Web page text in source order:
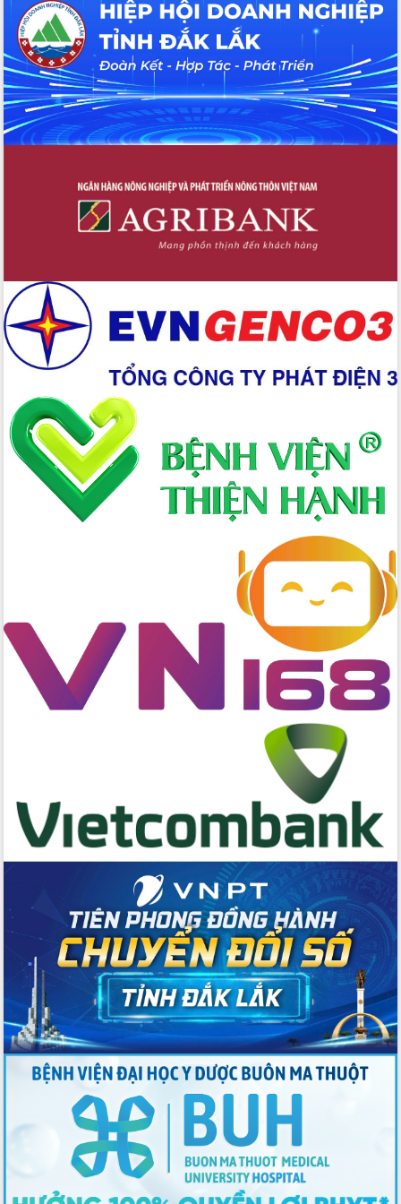
Tháo gỡ những vướng mắc, đẩy mạnh
công tác cải cách thủ tục hành chính
tại Trung tâm Phục vụ hành chính
công tỉnh
Đắk Lắk: Tôn vinh 46 giải pháp tại Hội
thi Sáng tạo Kỹ thuật 2024 - 2025
Đắk Lắk rà soát, điều chỉnh Đề án 190
Trương Công Thái kiểm tra thực địa
Dự án cao tốc Khánh Hòa - Buôn Ma
Định vị cà phê Việt Nam như một “di
Xây dựng nông thôn mới: Nâng cao đời
sống người dân từ những mô hình thiết
thực
Quyết liệt tháo gỡ vướng mắc, đẩy
nhanh tiến độ các dự án trọng điểm
trong Khu kinh tế Nam Phú Yên
Hòn Yến phát triển du lịch gắn với bảo
tồn biển
Lấy ý kiến điều chỉnh Quy hoạch tỉnh
Đắk Lắk thời kỳ 2021-2030, tầm nhìn
đến năm 2050
Phát động chiến dịch 30 ngày đêm
giải phóng mặt bằng Tuyến đường bộ
Đắk Lắk ký kết thỏa thuận hợp tác về
chuyển đổi số giai đoạn 2026 – 2030
với Tập đoàn Bưu chính Viễn thông
Việt Nam
Thứ trưởng Bộ Y tế làm việc với tỉnh
Đắk Lắk về phát triển nhân lực y tế
Tập huấn ứng dụng trí tuệ nhân tạo (AI)
trong thương mại điện tử năm 2026
trao đổi thông tin trước Kỳ họp thứ
Quyết liệt cải cách hành chính, khơi
thông nguồn lực phát triển
Nâng cao hiệu lực, hiệu quả HĐND
tỉnh thông qua hiện đại hóa hành chính
Xã Ea Phê gắn cải cách hành chính với
chuyển đổi số
Phó Chủ tịch Thường trực UBND tỉnh
Hồ Thị Nguyên Thảo làm việc tại Trung
tâm Phục vụ hành chính công xã Ea
Xây dựng nền hành chính số đồng
hành cùng nông dân dân, doanh nghiệp
Giai đoạn 2026-2030, Đắk Lắk phấn
đấu có 77% xã đạt chuẩn nông thôn